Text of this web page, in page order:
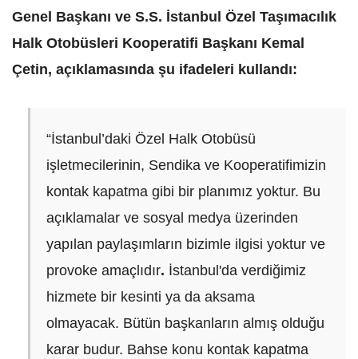
Genel Başkanı ve S.S. İstanbul Özel Taşımacılık
Halk Otobüsleri Kooperatifi Başkanı Kemal
Çetin, açıklamasında şu ifadeleri kullandı:
“İstanbul’daki Özel Halk Otobüsü
işletmecilerinin, Sendika ve Kooperatifimizin
kontak kapatma gibi bir planımız yoktur. Bu
açıklamalar ve sosyal medya üzerinden
yapılan paylaşımların bizimle ilgisi yoktur ve
provoke amaçlıdır. İstanbul'da verdiğimiz
hizmete bir kesinti ya da aksama
olmayacak. Bütün başkanların almış olduğu
karar budur. Bahse konu kontak kapatma